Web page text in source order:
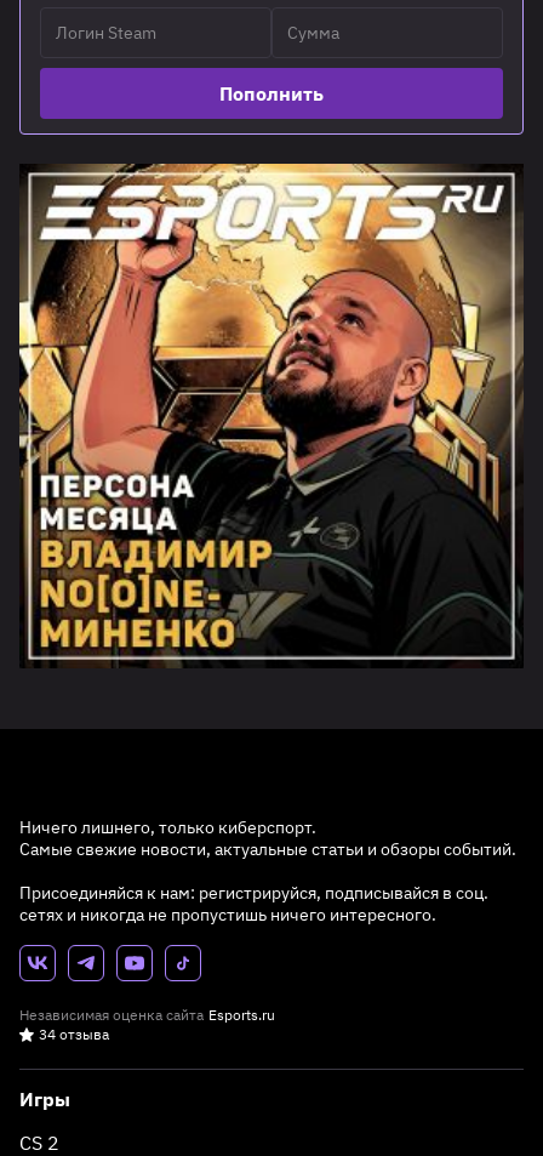
Пополнить
Ничего лишнего, только киберспорт.
Самые свежие новости, актуальные статьи и обзоры событий.
Присоединяйся к нам: регистрируйся, подписывайся в соц.
сетях и никогда не пропустишь ничего интересного.
Независимая оценка сайта Esports.ru
34 отзыва
Игры
CS 2